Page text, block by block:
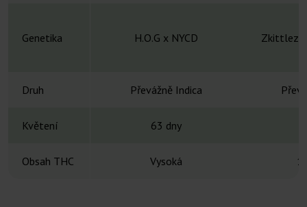
Genetika H.O.G x NYCD Zkittlez x
Druh Převážně Indica
Květení 63 dny
Obsah THC Vysoká